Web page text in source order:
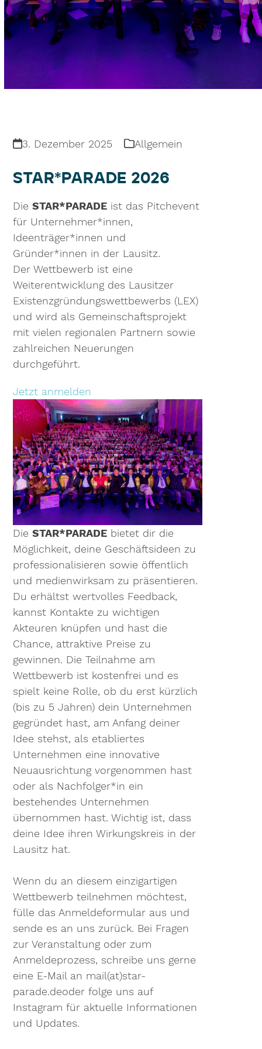
3. Dezember 2025 Allgemein
STAR*PARADE 2026
DieSTAR*PARADE ist das Pitchevent
für Unternehmer*innen,
Ideenträger*innen und
Gründer*innen in der Lausitz.
Der Wettbewerb ist eine
Weiterentwicklung des Lausitzer
Existenzgründungswettbewerbs (LEX)
und wird als Gemeinschaftsprojekt
mit vielen regionalen Partnern sowie
zahlreichen Neuerungen
durchgeführt.
Jetzt anmelden
DieSTAR*PARADE bietet dir die
Möglichkeit, deine Geschäftsideen zu
professionalisieren sowie öffentlich
und medienwirksam zu präsentieren.
Du erhältst wertvolles Feedback,
kannst Kontakte zu wichtigen
Akteuren knüpfen und hast die
Chance, attraktive Preise zu
gewinnen. Die Teilnahme am
Wettbewerb ist kostenfrei und es
spielt keine Rolle, ob du erst kürzlich
(bis zu 5 Jahren) dein Unternehmen
gegründet hast, am Anfang deiner
Idee stehst, als etabliertes
Unternehmen eine innovative
Neuausrichtung vorgenommen hast
oder als Nachfolger*in ein
bestehendes Unternehmen
übernommen hast. Wichtig ist, dass
deine Idee ihren Wirkungskreis in der
Lausitz hat.
Wenn du an diesem einzigartigen
Wettbewerb teilnehmen möchtest,
fülle das Anmeldeformular aus und
sende es an uns zurück. Bei Fragen
zur Veranstaltung oder zum
Anmeldeprozess, schreibe uns gerne
eine E-Mail an mail(at)star-
parade.deoder folge uns auf
Instagram für aktuelle Informationen
und Updates.